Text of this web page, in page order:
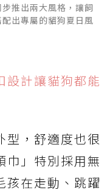
推出兩大風格，讓飼
出專屬的貓狗夏日風
設計讓貓狗都能
型，舒適度也很
巾」特別採用無
孩在走動、跳躍